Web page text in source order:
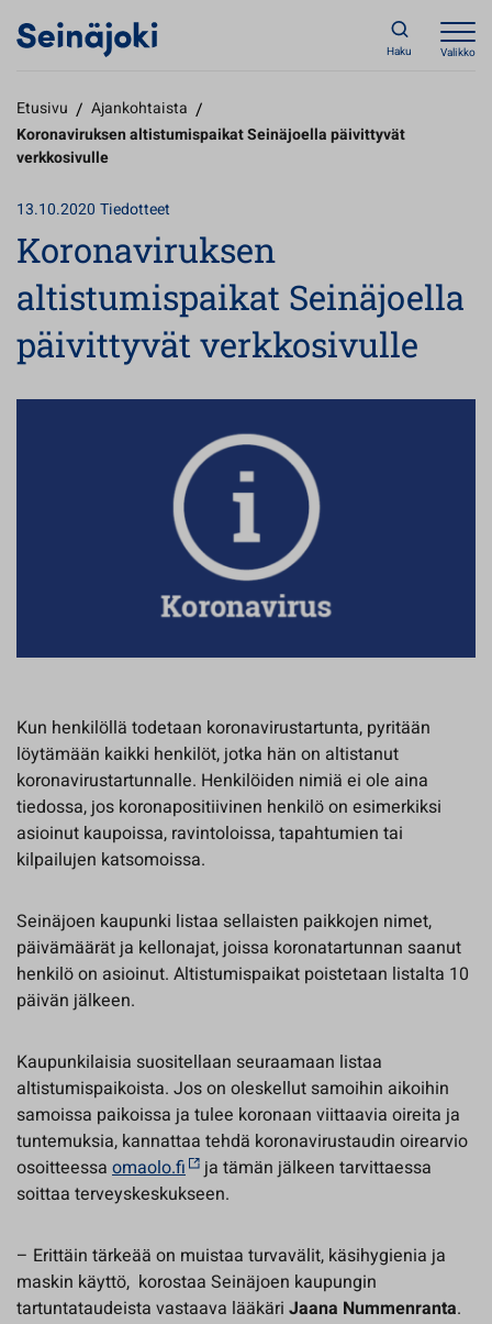
Haku Valikko
Etusivu / Ajankohtaista /
Koronaviruksen altistumispaikat Seinäjoella päivittyvät
verkkosivulle
13.10.2020 Tiedotteet
Koronaviruksen
altistumispaikat Seinäjoella
päivittyvät verkkosivulle
Kun henkilöllä todetaan koronavirustartunta, pyritään
löytämään kaikki henkilöt, jotka hän on altistanut
koronavirustartunnalle. Henkilöiden nimiä ei ole aina
tiedossa, jos koronapositiivinen henkilö on esimerkiksi
asioinut kaupoissa, ravintoloissa, tapahtumien tai
kilpailujen katsomoissa.
Seinäjoen kaupunki listaa sellaisten paikkojen nimet,
päivämäärät ja kellonajat, joissa koronatartunnan saanut
henkilö on asioinut. Altistumispaikat poistetaan listalta 10
päivän jälkeen.
Kaupunkilaisia suositellaan seuraamaan listaa
altistumispaikoista. Jos on oleskellut samoihin aikoihin
samoissa paikoissa ja tulee koronaan viittaavia oireita ja
tuntemuksia, kannattaa tehdä koronavirustaudin oirearvio
osoitteessa omaolo.fi
ja tämän jälkeen tarvittaessa
soittaa terveyskeskukseen.
– Erittäin tärkeää on muistaa turvavälit, käsihygienia ja
maskin käyttö, korostaa Seinäjoen kaupungin
tartuntataudeista vastaava lääkäri Jaana Nummenranta.